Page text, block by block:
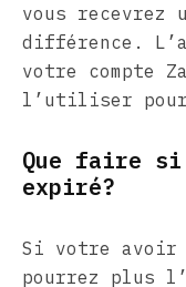
vous recevrez
différence.
votre compte
l’utiliser pour
Que faire si
expiré?
Si votre avoir
pourrez plus